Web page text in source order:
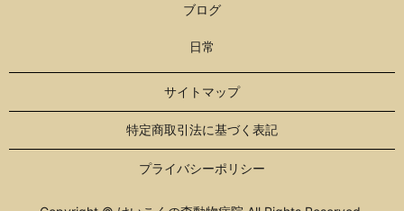
ブログ
日常
サイトマップ
特定商取引法に基づく表記
プライバシーポリシー